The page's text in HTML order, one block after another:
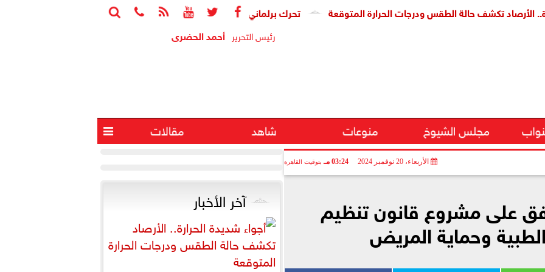






تحرك برلماني لإنهاء فوضى القوانين وإنشاء سجل تشريعي إلكتروني تكشف حالة الطقس ودرجات الحرارة المتوقعة
رئيس التحرير أحمد الحضرى
مجلس الشيوخ منوعات شاهد مقالات 
الأربعاء، 20 نوفمبر 2024 03:24 مـ بتوقيت القاهرة
على مشروع قانون تنظيم
وحماية المريض
آخر الأخبار